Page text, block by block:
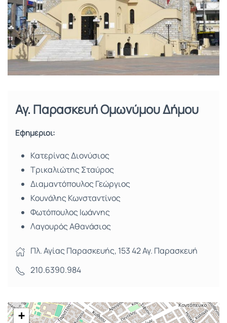
Αγ. Παρασκευή Ομωνύμου Δήμου
Εφημέριοι:
Κατερίνας Διονύσιος
Τρικαλιώτης Σταύρος
Διαμαντόπουλος Γεώργιος
Κουνάλης Κωνσταντίνος
Φωτόπουλος Ιωάννης
Λαγουρός Αθανάσιος
Πλ. Αγίας Παρασκευής, 153 42 Αγ. Παρασκευή
210.6390.984
+